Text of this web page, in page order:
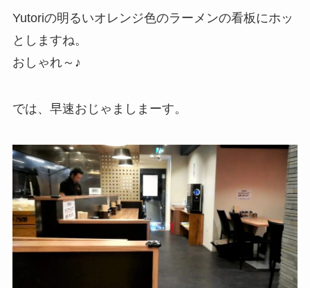
Yutoriの明るいオレンジ色のラーメンの看板にホッ
としますね。
おしゃれ～♪
では、早速おじゃましまーす。